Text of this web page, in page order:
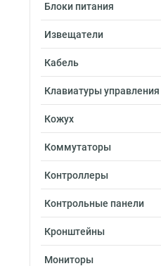
Блоки питания
Извещатели
Кабель
Клавиатуры управления
Кожух
Коммутаторы
Контроллеры
Контрольные панели
Кронштейны
Мониторы